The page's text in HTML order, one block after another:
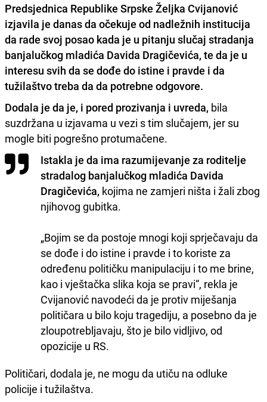
Predsjednica Republike Srpske Željka Cvijanović
izjavila je danas da očekuje od nadležnih institucija
da rade svoj posao kada je u pitanju slučaj stradanja
banjalučkog mladića Davida Dragičevića, te da je u
interesu svih da se dođe do istine i pravde i da
tužilaštvo treba da da potrebne odgovore.
Dodala je da je, i pored prozivanja i uvreda, bila
suzdržana u izjavama u vezi s tim slučajem, jer su
mogle biti pogrešno protumačene.
Istakla je da ima razumijevanje za roditelje
stradalog banjalučkog mladića Davida
Dragičevića, kojima ne zamjeri ništa i žali zbog
njihovog gubitka.
„Bojim se da postoje mnogi koji sprječavaju da
se dođe i do istine i pravde i to koriste za
određenu političku manipulaciju i to me brine,
kao i vještačka slika koja se pravi“, rekla je
Cvijanović navodeći da je protiv miješanja
političara u bilo koju tragediju, a posebno da je
zloupotrebljavaju, što je bilo vidljivo, od
opozicije u RS.
Političari, dodala je, ne mogu da utiču na odluke
policije i tužilaštva.